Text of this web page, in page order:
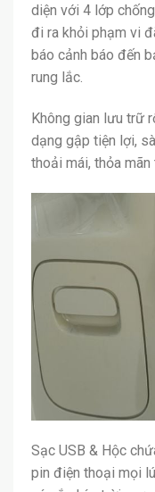
diện với 4 lớp
đi ra khỏi phạm vi
báo cảnh báo đến
rung lắc.
Không gian lưu trữ
dạng gập tiện lợi,
thoải mái, thỏa mãn
Sạc USB & Hộc
pin điện thoại mọi